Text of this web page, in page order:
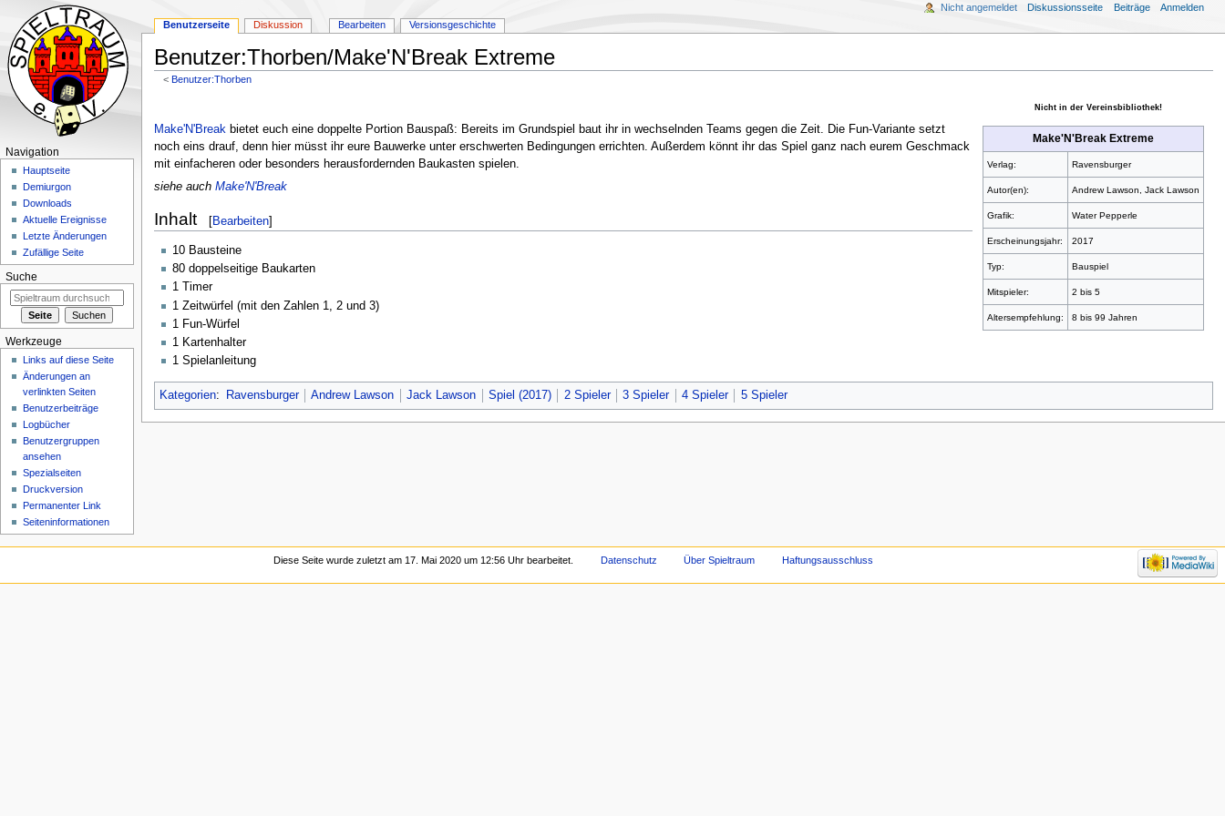
Benutzer:Thorben/Make'N'Break Extreme
<Benutzer:Thorben
Navigation
springen
Suche
springen
Nicht in der Vereinsbibliothek!
Make'N'Break Extreme
Verlag: Ravensburger
Autor(en): Andrew Lawson, Jack Lawson
Grafik: Water Pepperle
Erscheinungsjahr: 2017
Typ: Bauspiel
Mitspieler: 2 bis 5
Altersempfehlung: 8 bis 99 Jahren
Make'N'Breakbietet euch eine doppelte Portion Bauspaß: Bereits im Grundspiel baut ihr in wechselnden Teams gegen die Zeit. Die Fun-Variante setzt
noch eins drauf, denn hier müsst ihr eure Bauwerke unter erschwerten Bedingungen errichten. Außerdem könnt ihr das Spiel ganz nach eurem Geschmack
mit einfacheren oder besonders herausfordernden Baukasten spielen.
siehe auch Make'N'Break
Inhalt [Bearbeiten]
10 Bausteine
80 doppelseitige Baukarten
1 Timer
1 Zeitwürfel (mit den Zahlen 1, 2 und 3)
1 Fun-Würfel
1 Kartenhalter
1 Spielanleitung
Kategorien: Ravensburger Andrew Lawson Jack Lawson Spiel (2017) 2 Spieler 3 Spieler 4 Spieler 5 Spieler
Benutzerseite Diskussion Bearbeiten Versionsgeschichte
Nicht angemeldet Diskussionsseite Beiträge Anmelden
Navigation
Hauptseite
Demiurgon
Downloads
Aktuelle Ereignisse
Letzte Änderungen
Zufällige Seite
Suche
Werkzeuge
Links auf diese Seite
Änderungen an
verlinkten Seiten
Benutzerbeiträge
Logbücher
Benutzergruppen
ansehen
Spezialseiten
Druckversion
Permanenter Link
Seiten­informationen
Diese Seite wurde zuletzt am 17. Mai 2020 um 12:56 Uhr bearbeitet. Datenschutz Über Spieltraum Haftungsausschluss